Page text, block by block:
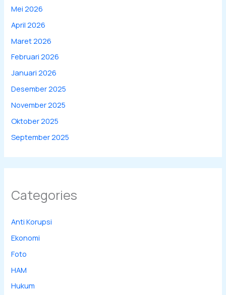
Mei 2026
April 2026
Maret 2026
Februari 2026
Januari 2026
Desember 2025
November 2025
Oktober 2025
September 2025
Categories
Anti Korupsi
Ekonomi
Foto
HAM
Hukum